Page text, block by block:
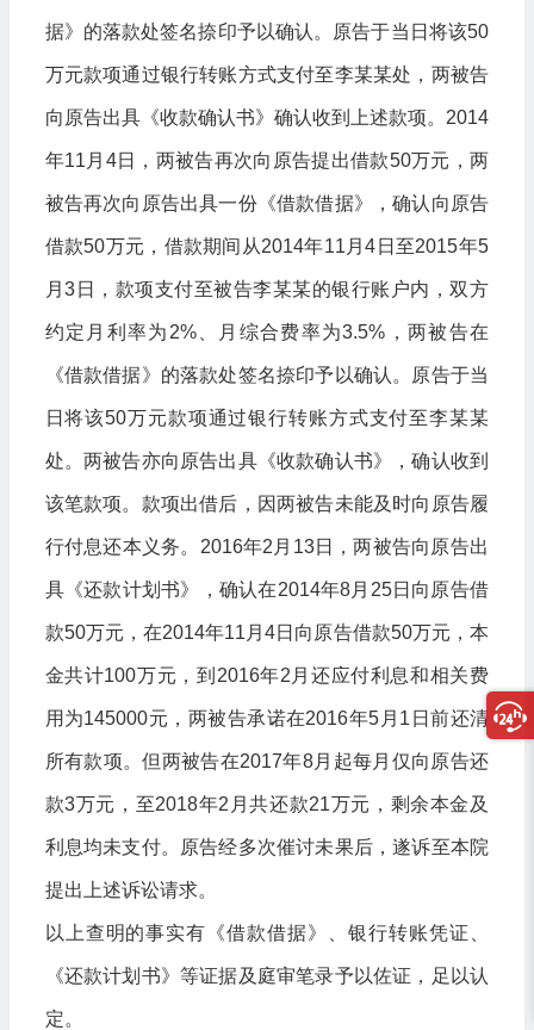
据》的落款处签名捺印予以确认。原告于当日将该50
万元款项通过银行转账方式支付至李某某处，两被告
向原告出具《收款确认书》确认收到上述款项。2014
年11月4日，两被告再次向原告提出借款50万元，两
被告再次向原告出具一份《借款借据》，确认向原告
借款50万元，借款期间从2014年11月4日至2015年5
月3日，款项支付至被告李某某的银行账户内，双方
约定月利率为2%、月综合费率为3.5%，两被告在
《借款借据》的落款处签名捺印予以确认。原告于当
日将该50万元款项通过银行转账方式支付至李某某
处。两被告亦向原告出具《收款确认书》，确认收到
该笔款项。款项出借后，因两被告未能及时向原告履
行付息还本义务。2016年2月13日，两被告向原告出
具《还款计划书》，确认在2014年8月25日向原告借
款50万元，在2014年11月4日向原告借款50万元，本
金共计100万元，到2016年2月还应付利息和相关费
用为145000元，两被告承诺在2016年5月1日前还清
所有款项。但两被告在2017年8月起每月仅向原告还
款3万元，至2018年2月共还款21万元，剩余本金及
利息均未支付。原告经多次催讨未果后，遂诉至本院
提出上述诉讼请求。
以上查明的事实有《借款借据》、银行转账凭证、
《还款计划书》等证据及庭审笔录予以佐证，足以认
定。